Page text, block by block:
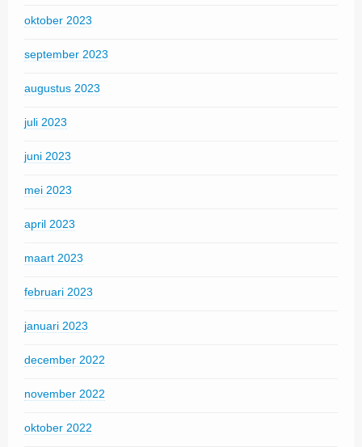
oktober 2023
september 2023
augustus 2023
juli 2023
juni 2023
mei 2023
april 2023
maart 2023
februari 2023
januari 2023
december 2022
november 2022
oktober 2022